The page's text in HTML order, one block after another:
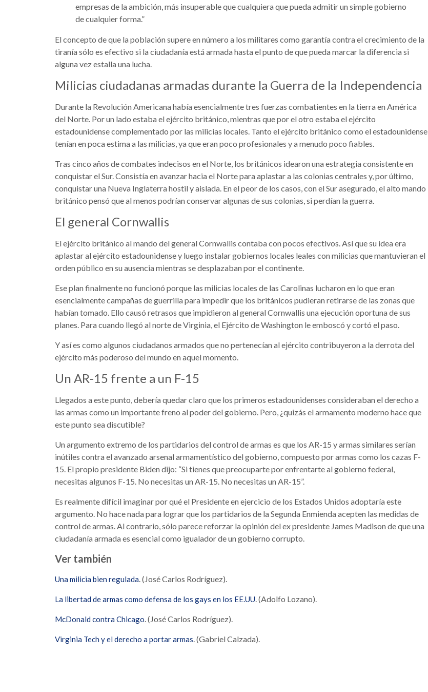
empresas de la ambición, más insuperable que cualquiera que pueda admitir un simple gobierno
de cualquier forma.”
El concepto de que la población supere en número a los militares como garantía contra el crecimiento de la
tiranía sólo es efectivo si la ciudadanía está armada hasta el punto de que pueda marcar la diferencia si
alguna vez estalla una lucha.
Milicias ciudadanas armadas durante la Guerra de la Independencia
Durante la Revolución Americana había esencialmente tres fuerzas combatientes en la tierra en América
del Norte. Por un lado estaba el ejército británico, mientras que por el otro estaba el ejército
estadounidense complementado por las milicias locales. Tanto el ejército británico como el estadounidense
tenían en poca estima a las milicias, ya que eran poco profesionales y a menudo poco fiables.
Tras cinco años de combates indecisos en el Norte, los británicos idearon una estrategia consistente en
conquistar el Sur. Consistía en avanzar hacia el Norte para aplastar a las colonias centrales y, por último,
conquistar una Nueva Inglaterra hostil y aislada. En el peor de los casos, con el Sur asegurado, el alto mando
británico pensó que al menos podrían conservar algunas de sus colonias, si perdían la guerra.
El general Cornwallis
El ejército británico al mando del general Cornwallis contaba con pocos efectivos. Así que su idea era
aplastar al ejército estadounidense y luego instalar gobiernos locales leales con milicias que mantuvieran el
orden público en su ausencia mientras se desplazaban por el continente.
Ese plan finalmente no funcionó porque las milicias locales de las Carolinas lucharon en lo que eran
esencialmente campañas de guerrilla para impedir que los británicos pudieran retirarse de las zonas que
habían tomado. Ello causó retrasos que impidieron al general Cornwallis una ejecución oportuna de sus
planes. Para cuando llegó al norte de Virginia, el Ejército de Washington le emboscó y cortó el paso.
Y así es como algunos ciudadanos armados que no pertenecían al ejército contribuyeron a la derrota del
ejército más poderoso del mundo en aquel momento.
Un AR-15 frente a un F-15
Llegados a este punto, debería quedar claro que los primeros estadounidenses consideraban el derecho a
las armas como un importante freno al poder del gobierno. Pero, ¿quizás el armamento moderno hace que
este punto sea discutible?
Un argumento extremo de los partidarios del control de armas es que los AR-15 y armas similares serían
inútiles contra el avanzado arsenal armamentístico del gobierno, compuesto por armas como los cazas F-
15. El propio presidente Biden dijo: “Si tienes que preocuparte por enfrentarte al gobierno federal,
necesitas algunos F-15. No necesitas un AR-15. No necesitas un AR-15”.
Es realmente difícil imaginar por qué el Presidente en ejercicio de los Estados Unidos adoptaría este
argumento. No hace nada para lograr que los partidarios de la Segunda Enmienda acepten las medidas de
control de armas. Al contrario, sólo parece reforzar la opinión del ex presidente James Madison de que una
ciudadanía armada es esencial como igualador de un gobierno corrupto.
Ver también
Una milicia bien regulada. (José Carlos Rodríguez).
La libertad de armas como defensa de los gays en los EE.UU. (Adolfo Lozano).
McDonald contra Chicago. (José Carlos Rodríguez).
Virginia Tech y el derecho a portar armas. (Gabriel Calzada).